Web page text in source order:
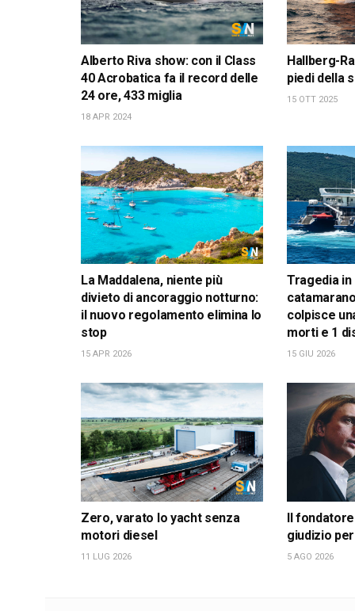
Alberto Riva show: con il Class
40 Acrobatica fa il record delle
24 ore, 433 miglia
18 APR 2024
Hallberg-
piedi della
15 OTT 2025
La Maddalena, niente più
divieto di ancoraggio notturno:
il nuovo regolamento elimina lo
stop
15 APR 2026
Tragedia in
colpisce
morti e 1
15 GIU 2026
Zero, varato lo yacht senza
motori diesel
11 LUG 2026
Il
giudizio
5 AGO 2026